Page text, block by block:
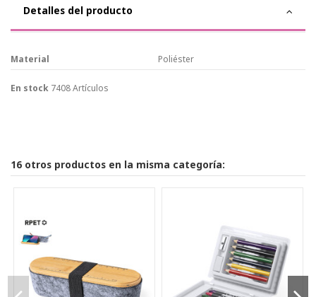
Detalles del producto
Material Poliéster
En stock 7408 Artículos
16 otros productos en la misma categoría: